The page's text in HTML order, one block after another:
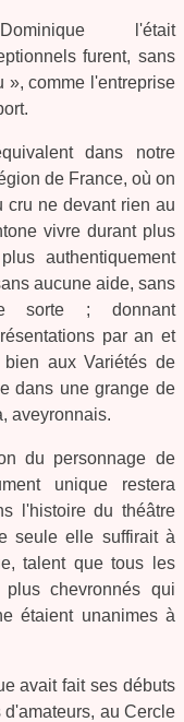
l'était
furent, sans
», comme l'entreprise
dans notre
de France, où on
cru ne devant rien au
vivre durant plus
authentiquement
aucune aide, sans
sorte ; donnant
par an et
aux Variétés de
dans une grange de
aveyronnais.
du personnage de
unique restera
l'histoire du théâtre
seule elle suffirait à
talent que tous les
chevronnés qui
étaient unanimes à
avait fait ses débuts
au Cercle